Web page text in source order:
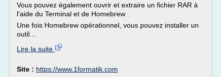
Vous pouvez également ouvrir et extraire un fichier RAR à
l'aide du Terminal et de Homebrew .
Une fois Homebrew opérationnel, vous pouvez installer un
outil...
Lire la suite
Site : https://www.1formatik.com